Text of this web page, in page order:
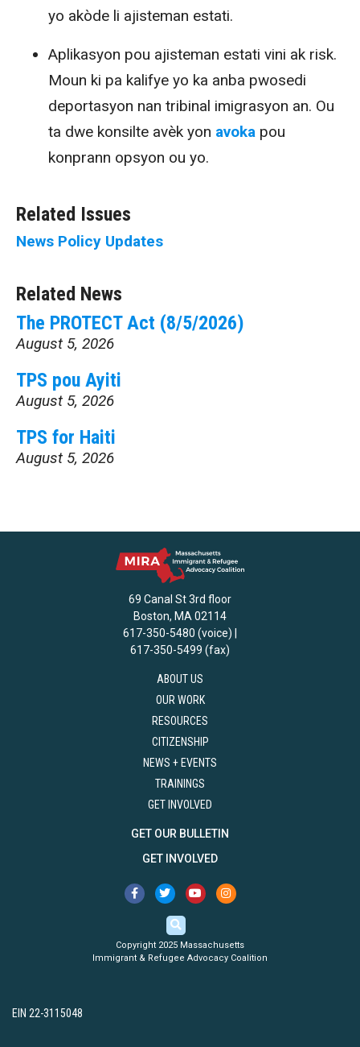
yo akòde li ajisteman estati.
Aplikasyon pou ajisteman estati vini ak risk.
Moun ki pa kalifye yo ka anba pwosedi
deportasyon nan tribinal imigrasyon an. Ou
ta dwe konsilte avèk yon avoka pou
konprann opsyon ou yo.
Related Issues
News Policy Updates
Related News
The PROTECT Act (8/5/2026)
August 5, 2026
TPS pou Ayiti
August 5, 2026
TPS for Haiti
August 5, 2026
69 Canal St 3rd floor
Boston, MA 02114
617-350-5480 (voice) |
617-350-5499 (fax)
ABOUT US
OUR WORK
RESOURCES
CITIZENSHIP
NEWS + EVENTS
TRAININGS
GET INVOLVED
GET OUR BULLETIN
GET INVOLVED
Copyright 2025 Massachusetts
Immigrant & Refugee Advocacy Coalition
EIN 22-3115048